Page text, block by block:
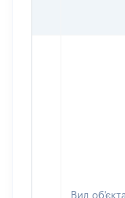
Вид